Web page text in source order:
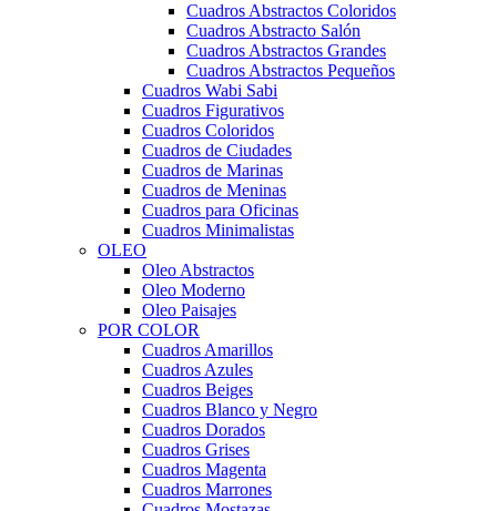
Cuadros Abstractos Coloridos
Cuadros Abstracto Salón
Cuadros Abstractos Grandes
Cuadros Abstractos Pequeños
Cuadros Wabi Sabi
Cuadros Figurativos
Cuadros Coloridos
Cuadros de Ciudades
Cuadros de Marinas
Cuadros de Meninas
Cuadros para Oficinas
Cuadros Minimalistas
OLEO
Oleo Abstractos
Oleo Moderno
Oleo Paisajes
POR COLOR
Cuadros Amarillos
Cuadros Azules
Cuadros Beiges
Cuadros Blanco y Negro
Cuadros Dorados
Cuadros Grises
Cuadros Magenta
Cuadros Marrones